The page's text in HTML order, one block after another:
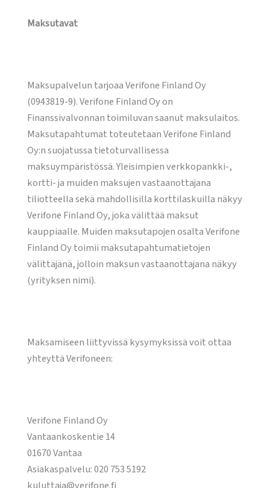
Maksutavat
Maksupalvelun tarjoaa Verifone Finland Oy
(0943819-9). Verifone Finland Oy on
Finanssivalvonnan toimiluvan saanut maksulaitos.
Maksutapahtumat toteutetaan Verifone Finland
Oy:n suojatussa tietoturvallisessa
maksuympäristössä. Yleisimpien verkkopankki-,
kortti- ja muiden maksujen vastaanottajana
tiliotteella sekä mahdollisilla korttilaskuilla näkyy
Verifone Finland Oy, joka välittää maksut
kauppiaalle. Muiden maksutapojen osalta Verifone
Finland Oy toimii maksutapahtumatietojen
välittäjänä, jolloin maksun vastaanottajana näkyy
(yrityksen nimi).
Maksamiseen liittyvissä kysymyksissä voit ottaa
yhteyttä Verifoneen:
Verifone Finland Oy
Vantaankoskentie 14
01670 Vantaa
Asiakaspalvelu: 020 753 5192